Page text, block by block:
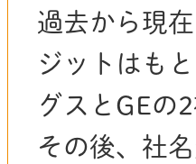
過去から現
ジットはも
グスとGEの
その後、社